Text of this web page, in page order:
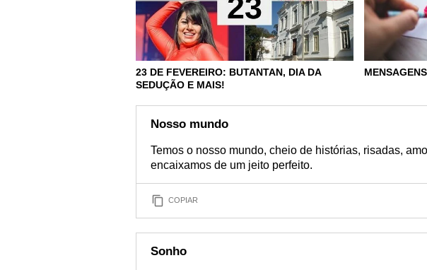
23 DE FEVEREIRO: BUTANTAN, DIA DA
SEDUÇÃO E MAIS!
Nosso mundo
Temos o nosso mundo, cheio de histórias, risadas,
encaixamos de um jeito perfeito.
COPIAR
Sonho